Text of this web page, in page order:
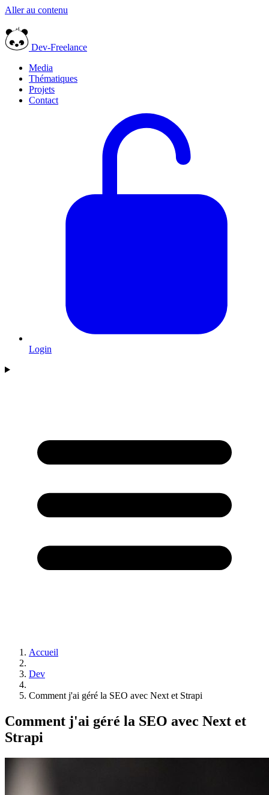
Aller au contenu
Dev-Freelance
Media
Thématiques
Projets
Contact
Login
Accueil
Dev
Comment j'ai géré la SEO avec Next et Strapi
Comment j'ai géré la SEO avec Next et
Strapi